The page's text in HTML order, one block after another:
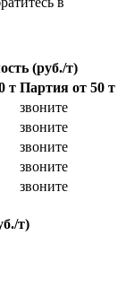
(руб./т)
т Партия от 50 т
звоните
звоните
звоните
звоните
звоните
т)